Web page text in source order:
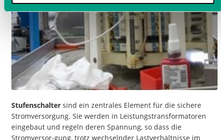
Stufenschalter sind ein zentrales Element für die sichere
Stromversorgung. Sie werden in Leistungstransformatoren
eingebaut und regeln deren Spannung, so dass die
Stromversor-gung, trotz wechselnder Lastverhältnisse im